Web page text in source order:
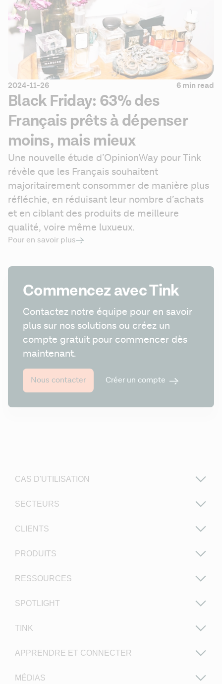
2024-11-26 6 min read
Black Friday: 63% des
Français prêts à dépenser
moins, mais mieux
Une nouvelle étude d’OpinionWay pour Tink
révèle que les Français souhaitent
majoritairement consommer de manière plus
réfléchie, en réduisant leur nombre d’achats
et en ciblant des produits de meilleure
qualité, voire même luxueux.
Pour en savoir plus
Commencez avec Tink
Contactez notre équipe pour en savoir
plus sur nos solutions ou créez un
compte gratuit pour commencer dès
maintenant.
Nous contacter Créer un compte
CAS D'UTILISATION
SECTEURS
CLIENTS
PRODUITS
RESSOURCES
SPOTLIGHT
TINK
APPRENDRE ET CONNECTER
MÉDIAS